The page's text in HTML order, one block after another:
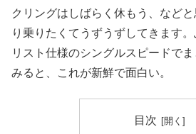
クリングはしばらく休もう、など
り乗りたくてうずうずしてきます
リスト仕様のシングルスピードで
みると、これが新鮮で面白い。
目次